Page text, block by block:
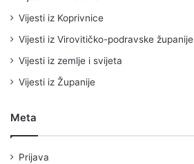
Vijesti iz Koprivnice
Vijesti iz Virovitičko-podravske županije
Vijesti iz zemlje i svijeta
Vijesti iz Županije
Meta
Prijava